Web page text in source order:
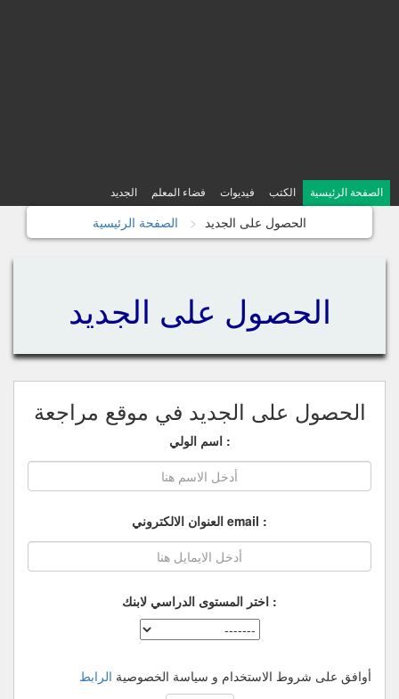
الصفحة الرئيسية الكتب فيديوات فضاء المعلم الجديد
الحصول على الجديد الصفحة الرئيسية
الحصول على الجديد
الحصول على الجديد في موقع مراجعة
: اسم الولي
: email العنوان الالكتروني
: اختر المستوى الدراسي لابنك
أوافق على شروط الاستخدام و سياسة الخصوصية الرابط